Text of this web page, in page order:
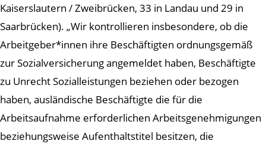
Kaiserslautern / Zweibrücken, 33 in Landau und 29 in
Saarbrücken). „Wir kontrollieren insbesondere, ob die
Arbeitgeber*innen ihre Beschäftigten ordnungsgemäß
zur Sozialversicherung angemeldet haben, Beschäftigte
zu Unrecht Sozialleistungen beziehen oder bezogen
haben, ausländische Beschäftigte die für die
Arbeitsaufnahme erforderlichen Arbeitsgenehmigungen
beziehungsweise Aufenthaltstitel besitzen, die